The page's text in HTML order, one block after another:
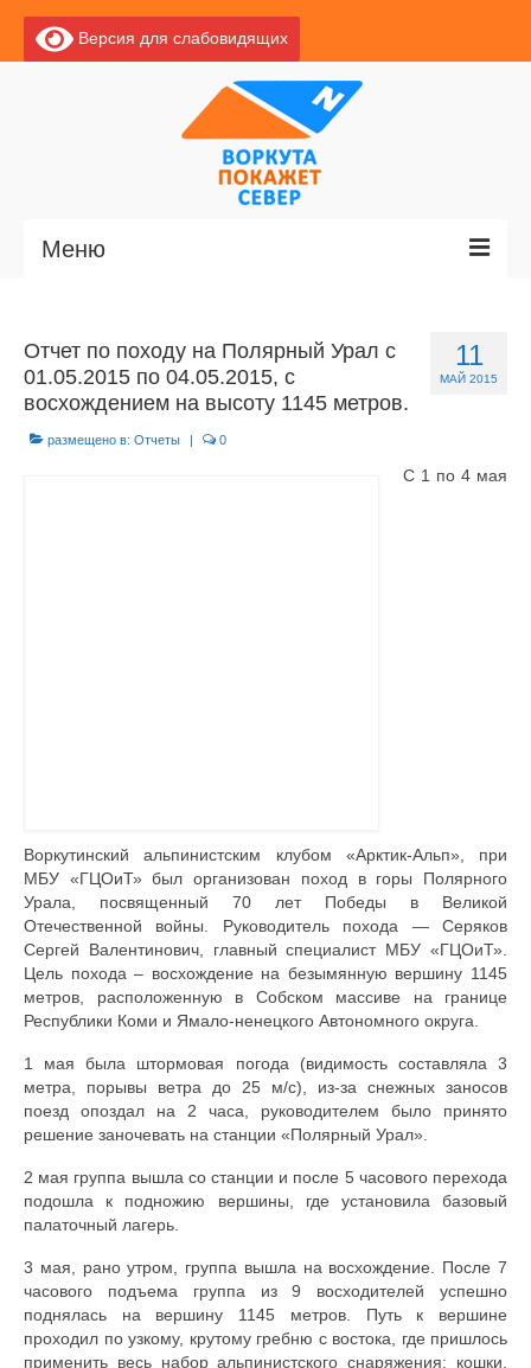
Версия для слабовидящих
Меню
Новости
О Воркуте
11
МАЙ 2015
Отчет по походу на Полярный Урал с
01.05.2015 по 04.05.2015, с
восхождением на высоту 1145 метров.
размещено в: Отчеты | 0
С 1 по 4 мая
Воркутинский альпинистским клубом «Арктик-Альп», при
МБУ «ГЦОиТ» был организован поход в горы Полярного
Урала, посвященный 70 лет Победы в Великой
Отечественной войны. Руководитель похода — Серяков
Сергей Валентинович, главный специалист МБУ «ГЦОиТ».
Цель похода – восхождение на безымянную вершину 1145
метров, расположенную в Собском массиве на границе
Республики Коми и Ямало-ненецкого Автономного округа.
1 мая была штормовая погода (видимость составляла 3
метра, порывы ветра до 25 м/с), из-за снежных заносов
поезд опоздал на 2 часа, руководителем было принято
решение заночевать на станции «Полярный Урал».
2 мая группа вышла со станции и после 5 часового перехода
подошла к подножию вершины, где установила базовый
палаточный лагерь.
3 мая, рано утром, группа вышла на восхождение. После 7
часового подъема группа из 9 восходителей успешно
поднялась на вершину 1145 метров. Путь к вершине
проходил по узкому, крутому гребню с востока, где пришлось
применить весь набор альпинистского снаряжения: кошки,